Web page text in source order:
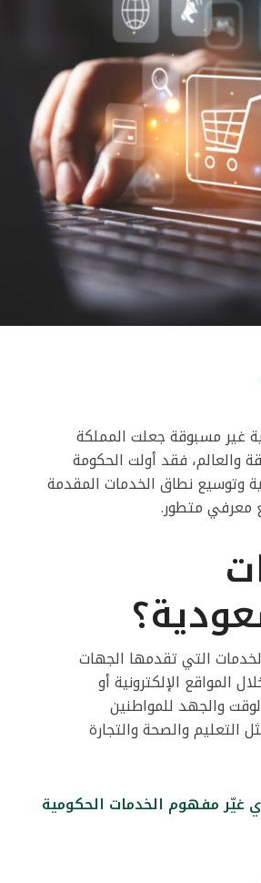
غير مسبوقة جعلت المملكة
والعالم، فقد أولت الحكومة
وتوسيع نطاق الخدمات المقدمة
معرفي متطور.
التي تقدمها الجهات
المواقع الإلكترونية أو
والجهد للمواطنين
والصحة والتجارة
غيّر مفهوم الخدمات الحكومية